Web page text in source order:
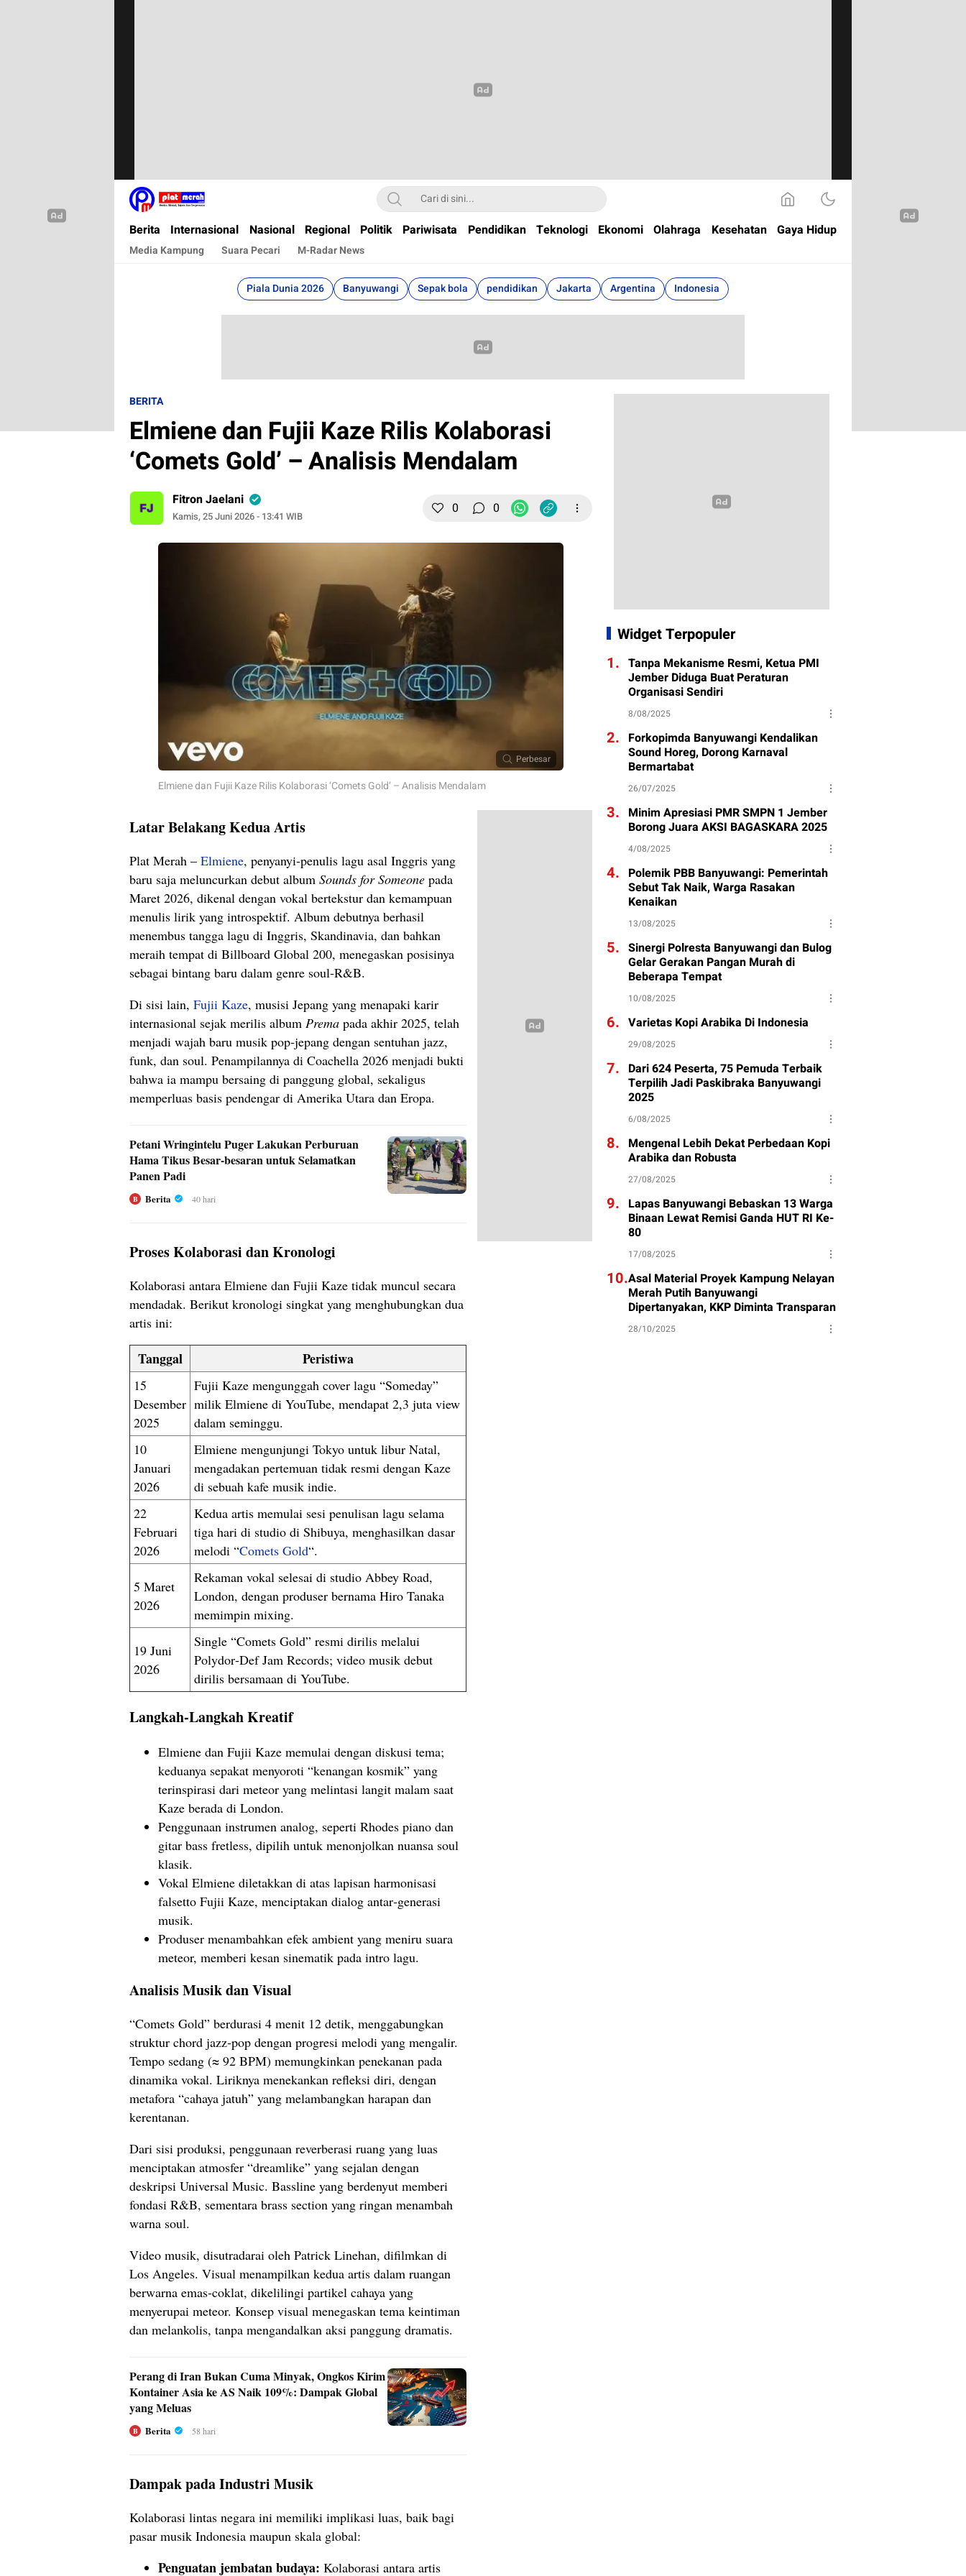
Plat Merah
Berita Terkini, Akurat, Terpercaya Dan Cepat
Berita Internasional Nasional Regional Politik Pariwisata Pendidikan Teknologi Ekonomi Olahraga Kesehatan Gaya Hidup
Media Kampung Suara Pecari M-Radar News
Piala Dunia 2026 Banyuwangi Sepak bola pendidikan Jakarta Argentina Indonesia
BERITA
Elmiene dan Fujii Kaze Rilis Kolaborasi
‘Comets Gold’ – Analisis Mendalam
Fitron Jaelani
Kamis, 25 Juni 2026 - 13:41 WIB 0 0
Perbesar
Elmiene dan Fujii Kaze Rilis Kolaborasi ‘Comets Gold’ – Analisis Mendalam
Latar Belakang Kedua Artis
Plat Merah – Elmiene, penyanyi-penulis lagu asal Inggris yang
baru saja meluncurkan debut album Sounds for Someone pada
Maret 2026, dikenal dengan vokal bertekstur dan kemampuan
menulis lirik yang introspektif. Album debutnya berhasil
menembus tangga lagu di Inggris, Skandinavia, dan bahkan
meraih tempat di Billboard Global 200, menegaskan posisinya
sebagai bintang baru dalam genre soul‑R&B.
Di sisi lain, Fujii Kaze, musisi Jepang yang menapaki karir
internasional sejak merilis album Prema pada akhir 2025, telah
menjadi wajah baru musik pop‑jepang dengan sentuhan jazz,
funk, dan soul. Penampilannya di Coachella 2026 menjadi bukti
bahwa ia mampu bersaing di panggung global, sekaligus
memperluas basis pendengar di Amerika Utara dan Eropa.
Petani Wringintelu Puger Lakukan Perburuan
Hama Tikus Besar-besaran untuk Selamatkan
Panen Padi
B Berita 40 hari
Proses Kolaborasi dan Kronologi
Kolaborasi antara Elmiene dan Fujii Kaze tidak muncul secara
mendadak. Berikut kronologi singkat yang menghubungkan dua
artis ini:
Tanggal Peristiwa
15
Desember
2025
Fujii Kaze mengunggah cover lagu “Someday”
milik Elmiene di YouTube, mendapat 2,3 juta view
dalam seminggu.
10
Januari
2026
Elmiene mengunjungi Tokyo untuk libur Natal,
mengadakan pertemuan tidak resmi dengan Kaze
di sebuah kafe musik indie.
22
Februari
2026
Kedua artis memulai sesi penulisan lagu selama
tiga hari di studio di Shibuya, menghasilkan dasar
melodi “Comets Gold“.
5 Maret
2026
Rekaman vokal selesai di studio Abbey Road,
London, dengan produser bernama Hiro Tanaka
memimpin mixing.
19 Juni
2026
Single “Comets Gold” resmi dirilis melalui
Polydor‑Def Jam Records; video musik debut
dirilis bersamaan di YouTube.
Langkah-Langkah Kreatif
Elmiene dan Fujii Kaze memulai dengan diskusi tema;
keduanya sepakat menyoroti “kenangan kosmik” yang
terinspirasi dari meteor yang melintasi langit malam saat
Kaze berada di London.
Penggunaan instrumen analog, seperti Rhodes piano dan
gitar bass fretless, dipilih untuk menonjolkan nuansa soul
klasik.
Vokal Elmiene diletakkan di atas lapisan harmonisasi
falsetto Fujii Kaze, menciptakan dialog antar‑generasi
musik.
Produser menambahkan efek ambient yang meniru suara
meteor, memberi kesan sinematik pada intro lagu.
Analisis Musik dan Visual
“Comets Gold” berdurasi 4 menit 12 detik, menggabungkan
struktur chord jazz‑pop dengan progresi melodi yang mengalir.
Tempo sedang (≈ 92 BPM) memungkinkan penekanan pada
dinamika vokal. Liriknya menekankan refleksi diri, dengan
metafora “cahaya jatuh” yang melambangkan harapan dan
kerentanan.
Dari sisi produksi, penggunaan reverberasi ruang yang luas
menciptakan atmosfer “dreamlike” yang sejalan dengan
deskripsi Universal Music. Bassline yang berdenyut memberi
fondasi R&B, sementara brass section yang ringan menambah
warna soul.
Video musik, disutradarai oleh Patrick Linehan, difilmkan di
Los Angeles. Visual menampilkan kedua artis dalam ruangan
berwarna emas‑coklat, dikelilingi partikel cahaya yang
menyerupai meteor. Konsep visual menegaskan tema keintiman
dan melankolis, tanpa mengandalkan aksi panggung dramatis.
Perang di Iran Bukan Cuma Minyak, Ongkos Kirim
Kontainer Asia ke AS Naik 109%: Dampak Global
yang Meluas
B Berita 58 hari
Dampak pada Industri Musik
Kolaborasi lintas negara ini memiliki implikasi luas, baik bagi
pasar musik Indonesia maupun skala global:
Penguatan jembatan budaya: Kolaborasi antara artis
Widget Terpopuler
1. Tanpa Mekanisme Resmi, Ketua PMI
Jember Diduga Buat Peraturan
Organisasi Sendiri
8/08/2025
2. Forkopimda Banyuwangi Kendalikan
Sound Horeg, Dorong Karnaval
Bermartabat
26/07/2025
3. Minim Apresiasi PMR SMPN 1 Jember
Borong Juara AKSI BAGASKARA 2025
4/08/2025
4. Polemik PBB Banyuwangi: Pemerintah
Sebut Tak Naik, Warga Rasakan
Kenaikan
13/08/2025
5. Sinergi Polresta Banyuwangi dan Bulog
Gelar Gerakan Pangan Murah di
Beberapa Tempat
10/08/2025
6. Varietas Kopi Arabika Di Indonesia
29/08/2025
7. Dari 624 Peserta, 75 Pemuda Terbaik
Terpilih Jadi Paskibraka Banyuwangi
2025
6/08/2025
8. Mengenal Lebih Dekat Perbedaan Kopi
Arabika dan Robusta
27/08/2025
9. Lapas Banyuwangi Bebaskan 13 Warga
Binaan Lewat Remisi Ganda HUT RI Ke-
80
17/08/2025
10.Asal Material Proyek Kampung Nelayan
Merah Putih Banyuwangi
Dipertanyakan, KKP Diminta Transparan
28/10/2025